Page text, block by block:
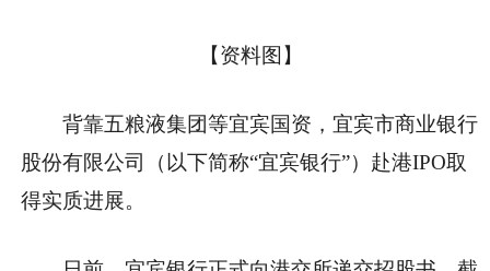
【资料图】
背靠五粮液集团等宜宾国资，宜宾市商业银行
股份有限公司（以下简称“宜宾银行”）赴港IPO取
得实质进展。